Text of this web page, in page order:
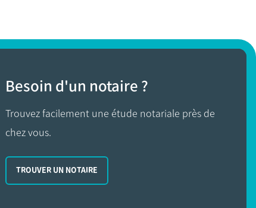
Besoin d'un notaire ?
Trouvez facilement une étude notariale près de
chez vous.
TROUVER UN NOTAIRE